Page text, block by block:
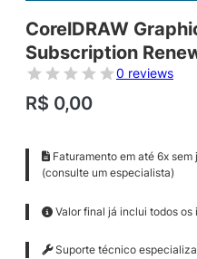
CorelDRAW
Subscription
0 reviews
R$ 0,00
Faturamento em até 6x sem
(consulte um especialista)
Valor final já inclui todos os
Suporte técnico